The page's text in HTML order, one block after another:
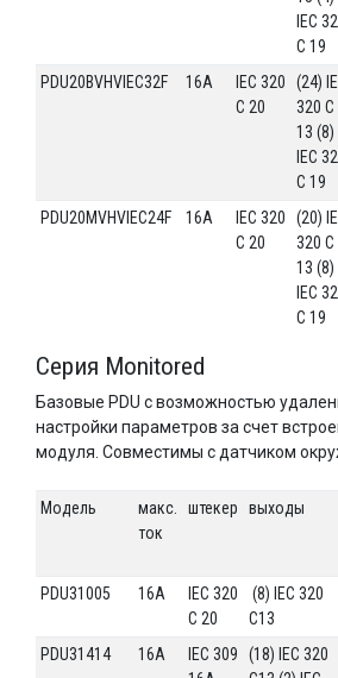
IEC
C 19
PDU20BVHVIEC32F 16A
IEC 320
C 20
(24)
320 C
13 (8)
IEC
C 19
PDU20MVHVIEC24F 16A
IEC 320
C 20
(20)
320 C
13 (8)
IEC
C 19
Серия Monitored
Базовые PDU с возможностью
настройки параметров за счет
модуля. Совместимы с датчиком
Модель
макс.
ток
штекер выходы
PDU31005 16А
IEC 320
C 20
(8) IEC 320
C13
PDU31414 16А
IEC 309
(18) IEC 320